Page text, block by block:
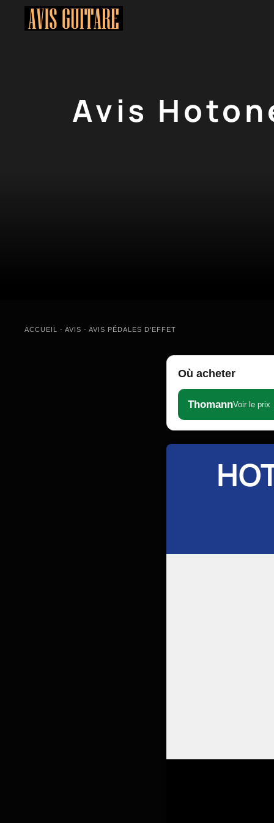
Avis
ACCUEIL - AVIS - AVIS PÉDALES D'EFFET
Où acheter
ThomannVoir le